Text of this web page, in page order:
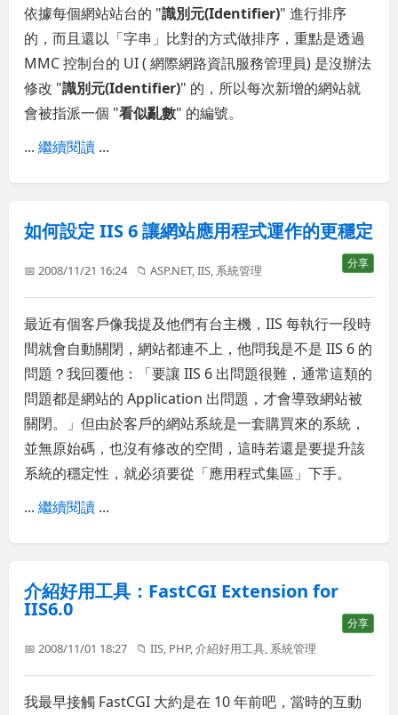
依據每個網站站台的 "識別元(Identifier)" 進行排序
的，而且還以「字串」比對的方式做排序，重點是透過
MMC 控制台的 UI ( 網際網路資訊服務管理員) 是沒辦法
修改 "識別元(Identifier)" 的，所以每次新增的網站就
會被指派一個 "看似亂數" 的編號。
...繼續閱讀 ...
如何設定 IIS 6 讓網站應用程式運作的更穩定
分享
📅 2008/11/21 16:24 📁ASP.NET,IIS, 系統管理
最近有個客戶像我提及他們有台主機，IIS 每執行一段時
間就會自動關閉，網站都連不上，他問我是不是 IIS 6 的
問題？我回覆他：「要讓 IIS 6 出問題很難，通常這類的
問題都是網站的 Application 出問題，才會導致網站被
關閉。」但由於客戶的網站系統是一套購買來的系統，
並無原始碼，也沒有修改的空間，這時若還是要提升該
系統的穩定性，就必須要從「應用程式集區」下手。
...繼續閱讀 ...
介紹好用工具：FastCGI Extension for
IIS6.0
分享
📅 2008/11/01 18:27 📁IIS PHP,介紹好用工具 系統管理
我最早接觸 FastCGI 大約是在 10 年前吧，當時的互動